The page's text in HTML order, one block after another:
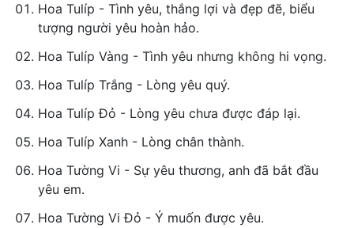
Hoa Tulíp - Tình yêu, thắng lợi và đẹp đẽ, biểu
tượng người yêu hoàn hảo.
Hoa Tulíp Vàng - Tình yêu nhưng không hi vọng.
Hoa Tulíp Trắng - Lòng yêu quý.
Hoa Tulíp Đỏ - Lòng yêu chưa được đáp lại.
Hoa Tulíp Xanh - Lòng chân thành.
Hoa Tường Vi - Sự yêu thương, anh đã bắt đầu
yêu em.
Hoa Tường Vi Đỏ - Ý muốn được yêu.